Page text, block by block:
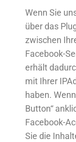
Wenn Sie
über das
zwischen
Facebook-
erhält
mit Ihrer
haben.
Button“
Facebook-
Sie die